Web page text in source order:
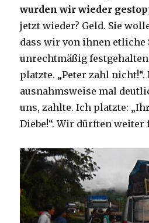
wurden wir wieder
jetzt wieder? Geld. Sie
dass wir von ihnen etliche
unrechtmäßig
platzte. „Peter zahl nicht!“.
ausnahmsweise mal
uns, zahlte. Ich platzte:
Diebe!“. Wir dürften weiter